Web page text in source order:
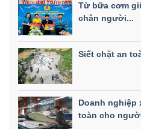
Từ bữa cơm
chân người...
Siết chặt an
Doanh nghiệp
toàn cho